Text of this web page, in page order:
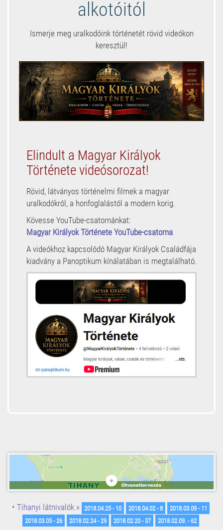
alkotóitól
Ismerje meg uralkodóink történetét rövid videókon
keresztül!
Elindult a Magyar Királyok
Története videósorozat!
Rövid, látványos történelmi filmek a magyar
uralkodókról, a honfoglalástól a modern korig.
Kövesse YouTube-csatornánkat:
Magyar Királyok Története YouTube-csatorna
A videókhoz kapcsolódó Magyar Királyok Családfája
kiadvány a Panoptikum kínálatában is megtalálható.
• Tihanyi látnivalók » 2018.04.25 - 10 2018.04.02 - 8
2018.03.09 - 11
2018.03.05 - 26
2018.02.24 - 29 2018.02.20 - 37 2018.02.09. - 62